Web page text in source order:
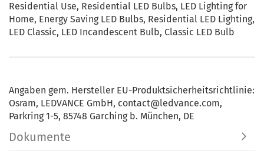
Residential Use, Residential LED Bulbs, LED Lighting for
Home, Energy Saving LED Bulbs, Residential LED Lighting,
LED Classic, LED Incandescent Bulb, Classic LED Bulb
Angaben gem. Hersteller EU-Produktsicherheitsrichtlinie:
Osram, LEDVANCE GmbH, contact@ledvance.com,
Parkring 1-5, 85748 Garching b. München, DE
Dokumente